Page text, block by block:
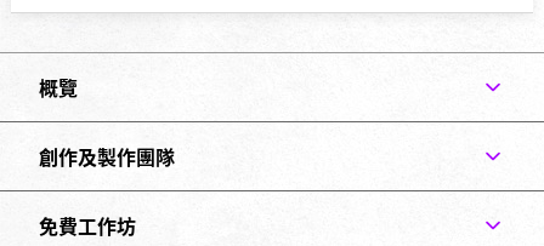
概覽
創作及製作團隊
免費工作坊